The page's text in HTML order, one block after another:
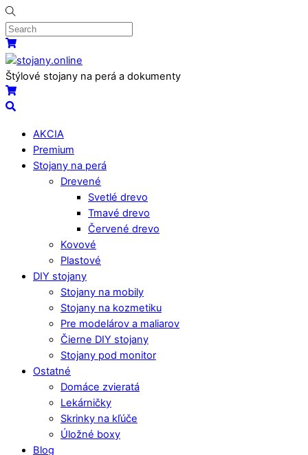
Skip
to
content
MenuKošík
Štýlové stojany na perá a dokumenty
Košík
Search
AKCIA
Premium
Stojany na perá
Drevené
Svetlé drevo
Tmavé drevo
Červené drevo
Kovové
Plastové
DIY stojany
Stojany na mobily
Stojany na kozmetiku
Pre modelárov a maliarov
Čierne DIY stojany
Stojany pod monitor
Ostatné
Domáce zvieratá
Lekárničky
Skrinky na kľúče
Úložné boxy
Blog